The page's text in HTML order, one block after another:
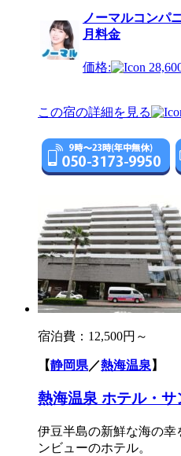
ノーマルコンパ
月料金
価格:
この宿の詳細を見る
宿泊費： 12,500円～
【静岡県／熱海温泉 】
熱海温泉 ホテル・サ
伊豆半島の新鮮な海の幸
ンビューのホテル。